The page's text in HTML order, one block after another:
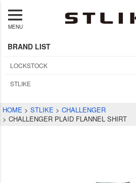
MENU
BRAND LIST
LOCKSTOCK
STLIKE
HOME STLIKE
CHALLENGER
CHALLENGER PLAID FLANNEL SHIRT